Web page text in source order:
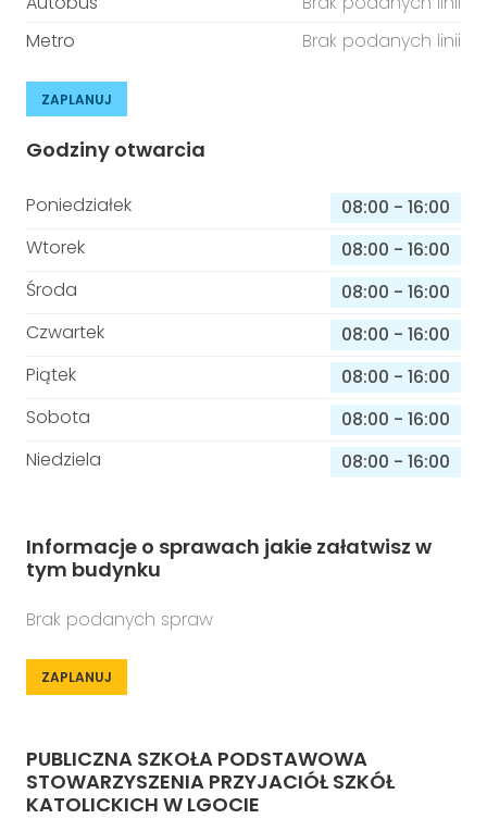
Metro
Brak podanych linii
ZAPLANUJ
Godziny otwarcia
Poniedziałek 08:00 - 16:00
Wtorek
08:00 - 16:00
Środa
08:00 - 16:00
Czwartek
08:00 - 16:00
Piątek
08:00 - 16:00
Sobota
08:00 - 16:00
Niedziela
08:00 - 16:00
Informacje o sprawach jakie załatwisz w
tym budynku
Brak podanych spraw
ZAPLANUJ
PUBLICZNA SZKOŁA PODSTAWOWA
STOWARZYSZENIA PRZYJACIÓŁ SZKÓŁ
KATOLICKICH W LGOCIE